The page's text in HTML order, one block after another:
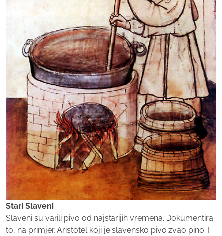
Stari Slaveni
Slaveni su varili pivo od najstarijih vremena. Dokumentira
to, na primjer, Aristotel koji je slavensko pivo zvao pino. I